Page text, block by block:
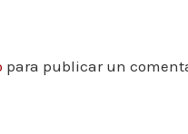
para publicar un